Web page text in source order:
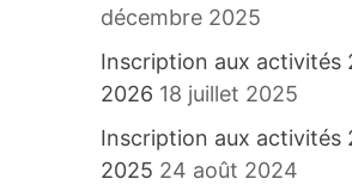
décembre 2025
Inscription aux activités
2026 18 juillet 2025
Inscription aux activités
2025 24 août 2024